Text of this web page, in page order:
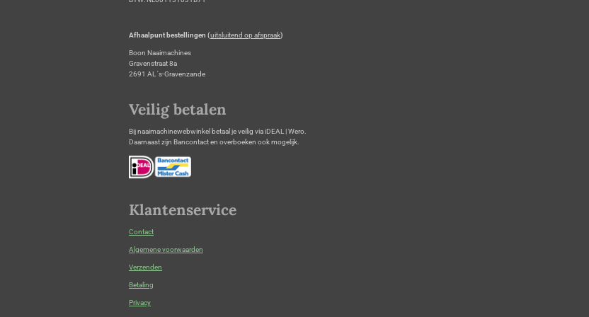
Afhaalpunt bestellingen (uitsluitend op afspraak)
Boon Naaimachines
Gravenstraat 8a
2691 AL 's-Gravenzande
Veilig betalen
Bij naaimachinewebwinkel betaal je veilig via iDEAL | Wero.
Daarnaast zijn Bancontact en overboeken ook mogelijk.
Klantenservice
Contact
Algemene voorwaarden
Verzenden
Betaling
Privacy